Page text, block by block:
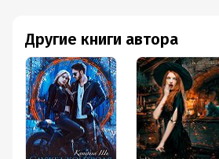
Другие книги автора